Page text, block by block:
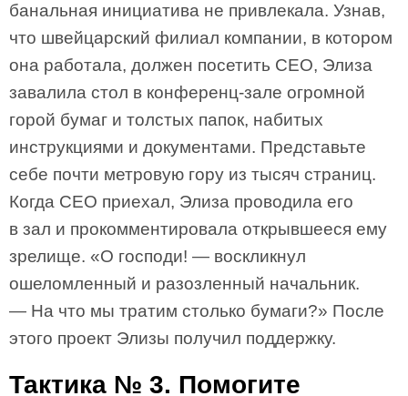
банальная инициатива не привлекала. Узнав,
что швейцарский филиал компании, в котором
она работала, должен посетить CEO, Элиза
завалила стол в конференц-зале огромной
горой бумаг и толстых папок, набитых
инструкциями и документами. Представьте
себе почти метровую гору из тысяч страниц.
Когда CEO приехал, Элиза проводила его
в зал и прокомментировала открывшееся ему
зрелище. «О господи! — воскликнул
ошеломленный и разозленный начальник.
— На что мы тратим столько бумаги?» После
этого проект Элизы получил поддержку.
Тактика № 3. Помогите